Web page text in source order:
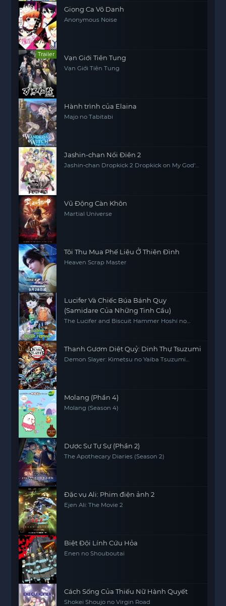
Giọng Ca Vô Danh
Anonymous Noise
Trailer Vạn Giới Tiên Tung
Vạn Giới Tiên Tung
Hành trình của Elaina
Majo no Tabitabi
Jashin-chan Nổi Điên 2
Jashin-chan Dropkick 2 Dropkick on My God'
Vũ Động Càn Khôn
Martial Universe
Tôi Thu Mua Phế Liệu Ở Thiên Đình
Heaven Scrap Master
Lucifer Và Chiếc Búa Bánh Quy
(Samidare Của Những Tinh Cầu)
The Lucifer and Biscuit Hammer Hoshi no
Thanh Gươm Diệt Quỷ: Dinh Thự Tsuzumi
Demon Slayer: Kimetsu no Yaiba Tsuzumi
Molang (Phần 4)
Molang (Season 4)
Dược Sư Tự Sự (Phần 2)
The Apothecary Diaries (Season 2)
Đặc vụ Ali: Phim điện ảnh 2
Ejen Ali: The Movie 2
Biệt Đội Lính Cứu Hỏa
Enen no Shouboutai
Cách Sống Của Thiếu Nữ Hành Quyết
Shokei Shoujo no Virgin Road